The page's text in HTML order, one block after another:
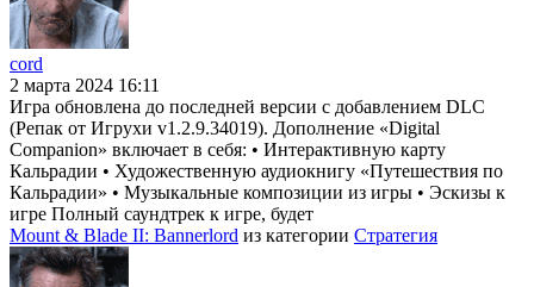
cord
2 марта 2024 16:11
Игра обновлена до последней версии с добавлением DLC
(Репак от Игрухи v1.2.9.34019). Дополнение «Digital
Companion» включает в себя: • Интерактивную карту
Кальрадии • Художественную аудиокнигу «Путешествия по
Кальрадии» • Музыкальные композиции из игры • Эскизы к
игре Полный саундтрек к игре, будет
Mount & Blade II: Bannerlord из категории Стратегия